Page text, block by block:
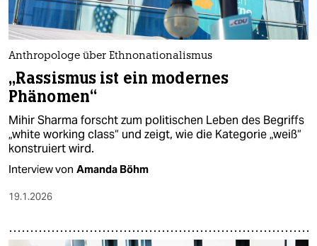
Anthropologe über Ethnonationalismus
„Rassismus ist ein modernes
Phänomen“
Mihir Sharma forscht zum politischen Leben des Begriffs
„white working class“ und zeigt, wie die Kategorie „weiß“
konstruiert wird.
Interview von Amanda Böhm
19.1.2026